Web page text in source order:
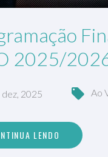
2025/
dez, 2025 Ao
LENDO